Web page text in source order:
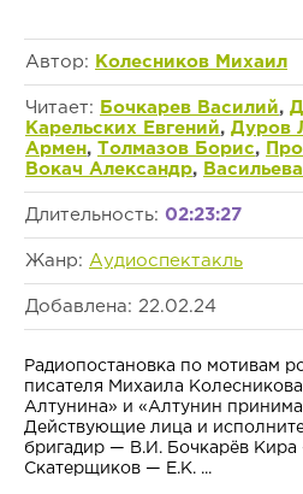
Автор: Колесников Михаил
Читает: Бочкарев Василий,
Карельских Евгений, Дуров
Армен, Толмазов Борис,
Вокач Александр,
Длительность: 02:23:27
Жанр: Аудиоспектакль
Добавлена: 22.02.24
Радиопостановка по мотивам
писателя Михаила
Алтунина» и «Алтунин
Действующие лица и
бригадир — В.И. Бочкарёв Кира
Скатерщиков — Е.К. ...